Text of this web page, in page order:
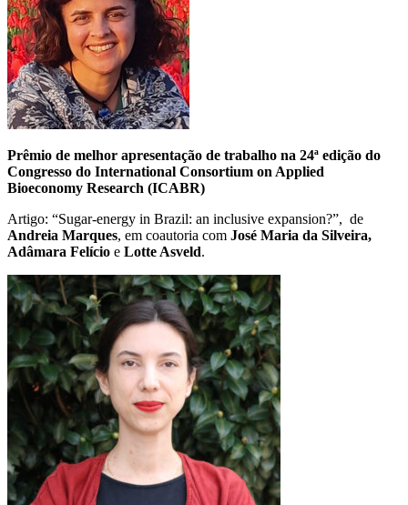
Prêmio de melhor apresentação de trabalho na 24ª edição do
Congresso do International Consortium on Applied
Bioeconomy Research (ICABR)
Artigo: “Sugar-energy in Brazil: an inclusive expansion?”, de
Andreia Marques, em coautoria com José Maria da Silveira,
Adâmara Felício e Lotte Asveld.